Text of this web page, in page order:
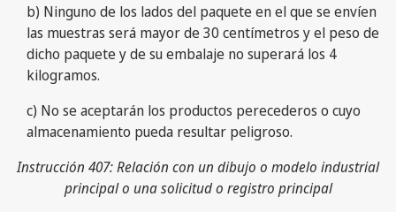
b) Ninguno de los lados del paquete en el que se envíen
las muestras será mayor de 30 centímetros y el peso de
dicho paquete y de su embalaje no superará los 4
kilogramos.
c) No se aceptarán los productos perecederos o cuyo
almacenamiento pueda resultar peligroso.
Instrucción 407: Relación con un dibujo o modelo industrial
principal o una solicitud o registro principal